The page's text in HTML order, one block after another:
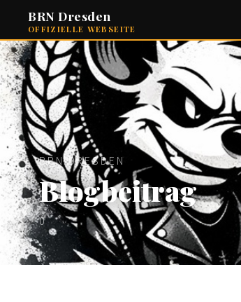
BRN Dresden
OFFIZIELLE WEBSEITE
BRN DRESDEN
Blogbeitrag
0